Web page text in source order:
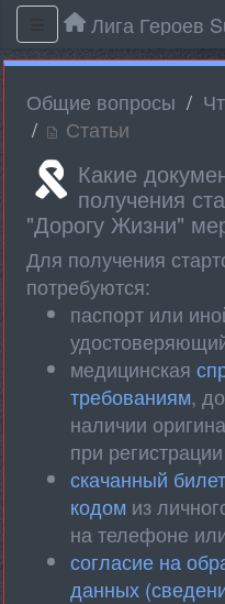
Лига Героев
Общие вопросы
Статьи
Какие
получения
"Дорогу Жизни"
Для получения
потребуются:
паспорт или
медицинская
требованиям,
наличии
при
скачанный
кодом из
на телефоне
согласие на
данных